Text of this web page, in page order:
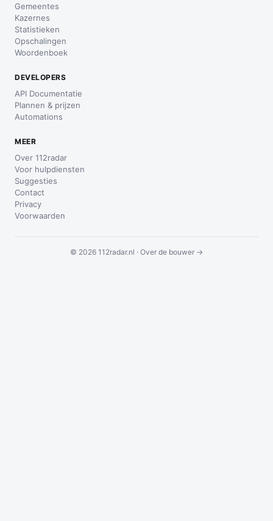
Gemeentes
Kazernes
Statistieken
Opschalingen
Woordenboek
DEVELOPERS
API Documentatie
Plannen & prijzen
Automations
MEER
Over 112radar
Voor hulpdiensten
Suggesties
Contact
Privacy
Voorwaarden
© 2026 112radar.nl · Over de bouwer →